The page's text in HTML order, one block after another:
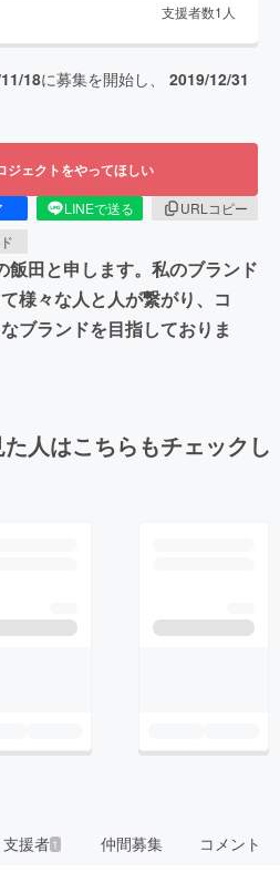
支援者数1 人
18に募集を開始し、 2019/12/31
ジェクトをやってほしい
LINEで送る
URLコピー
田と申します。私のブランド
様々な人と人が繋がり、コ
ブランドを目指しておりま
人はこちらもチェックし
支援者 1 仲間募集 コメント